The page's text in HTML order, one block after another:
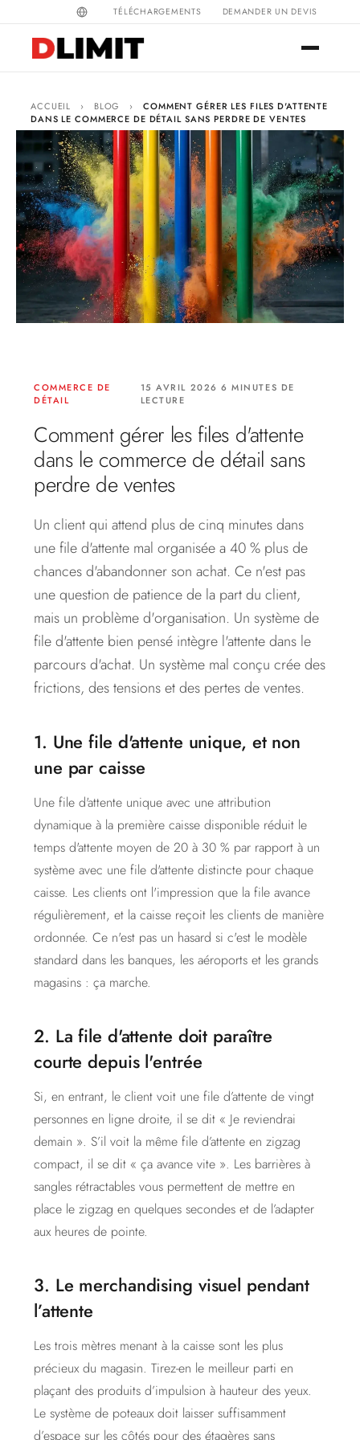
TÉLÉCHARGEMENTS DEMANDER UN DEVIS
ACCUEIL › BLOG ›
COMMENT GÉRER LES FILES D'ATTENTE
DANS LE COMMERCE DE DÉTAIL SANS PERDRE DE VENTES
COMMERCE DE
DÉTAIL
15 AVRIL 2026 6 MINUTES DE
LECTURE
Comment gérer les files d'attente
dans le commerce de détail sans
perdre de ventes
Un client qui attend plus de cinq minutes dans
une file d'attente mal organisée a 40 % plus de
chances d'abandonner son achat. Ce n'est pas
une question de patience de la part du client,
mais un problème d'organisation. Un système de
file d'attente bien pensé intègre l'attente dans le
parcours d'achat. Un système mal conçu crée des
frictions, des tensions et des pertes de ventes.
1. Une file d'attente unique, et non
une par caisse
Une file d'attente unique avec une attribution
dynamique à la première caisse disponible réduit le
temps d'attente moyen de 20 à 30 % par rapport à un
système avec une file d'attente distincte pour chaque
caisse. Les clients ont l'impression que la file avance
régulièrement, et la caisse reçoit les clients de manière
ordonnée. Ce n'est pas un hasard si c'est le modèle
standard dans les banques, les aéroports et les grands
magasins : ça marche.
2. La file d'attente doit paraître
courte depuis l'entrée
Si, en entrant, le client voit une file d’attente de vingt
personnes en ligne droite, il se dit « Je reviendrai
demain ». S’il voit la même file d’attente en zigzag
compact, il se dit « ça avance vite ». Les barrières à
sangles rétractables vous permettent de mettre en
place le zigzag en quelques secondes et de l’adapter
aux heures de pointe.
3. Le merchandising visuel pendant
l’attente
Les trois mètres menant à la caisse sont les plus
précieux du magasin. Tirez-en le meilleur parti en
plaçant des produits d’impulsion à hauteur des yeux.
Le système de poteaux doit laisser suffisamment
d’espace sur les côtés pour des étagères sans